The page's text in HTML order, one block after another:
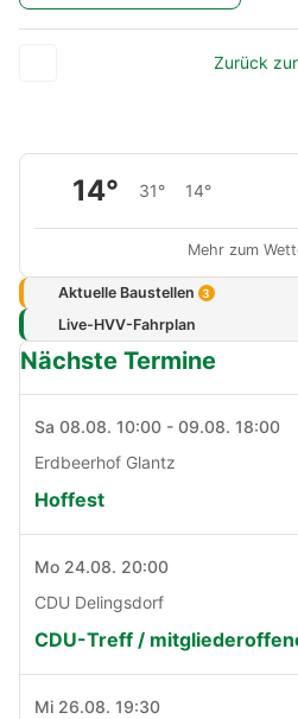
Zurück
14° 31° 14°
Mehr zum
Aktuelle Baustellen 3
Live-HVV-Fahrplan
Nächste Termine
Sa 08.08. 10:00 - 09.08. 18:00
Erdbeerhof Glantz
Hoffest
Mo 24.08. 20:00
CDU Delingsdorf
CDU-Treff /
Mi 26.08. 19:30